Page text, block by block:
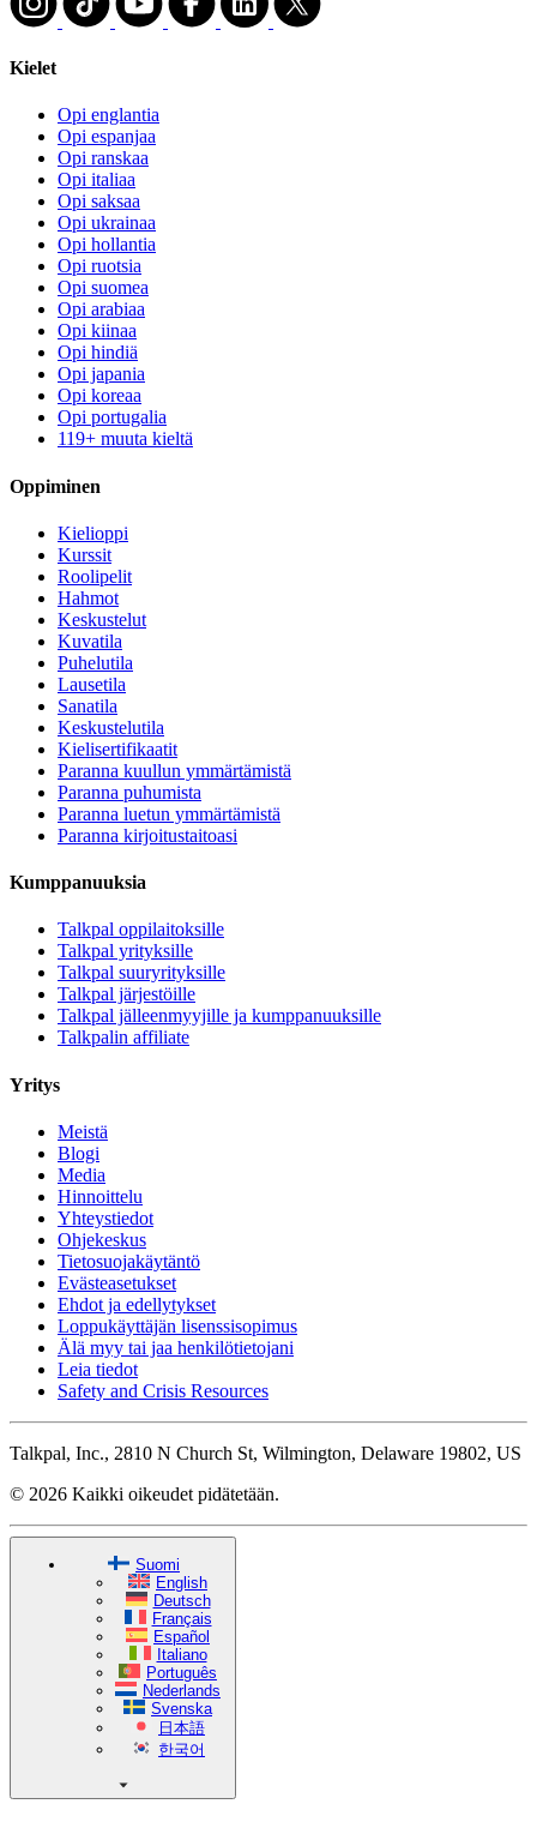
Kielet
Opi englantia
Opi espanjaa
Opi ranskaa
Opi italiaa
Opi saksaa
Opi ukrainaa
Opi hollantia
Opi ruotsia
Opi suomea
Opi arabiaa
Opi kiinaa
Opi hindiä
Opi japania
Opi koreaa
Opi portugalia
119+ muuta kieltä
Oppiminen
Kielioppi
Kurssit
Roolipelit
Hahmot
Keskustelut
Kuvatila
Puhelutila
Lausetila
Sanatila
Keskustelutila
Kielisertifikaatit
Paranna kuullun ymmärtämistä
Paranna puhumista
Paranna luetun ymmärtämistä
Paranna kirjoitustaitoasi
Kumppanuuksia
Talkpal oppilaitoksille
Talkpal yrityksille
Talkpal suuryrityksille
Talkpal järjestöille
Talkpal jälleenmyyjille ja kumppanuuksille
Talkpalin affiliate
Yritys
Meistä
Blogi
Media
Hinnoittelu
Yhteystiedot
Ohjekeskus
Tietosuojakäytäntö
Evästeasetukset
Ehdot ja edellytykset
Loppukäyttäjän lisenssisopimus
Älä myy tai jaa henkilötietojani
Leia tiedot
Safety and Crisis Resources
Talkpal, Inc., 2810 N Church St, Wilmington, Delaware 19802, US
© 2026 Kaikki oikeudet pidätetään.
Suomi
English
Deutsch
Français
Español
Italiano
Português
Nederlands
Svenska
日本語
한국어